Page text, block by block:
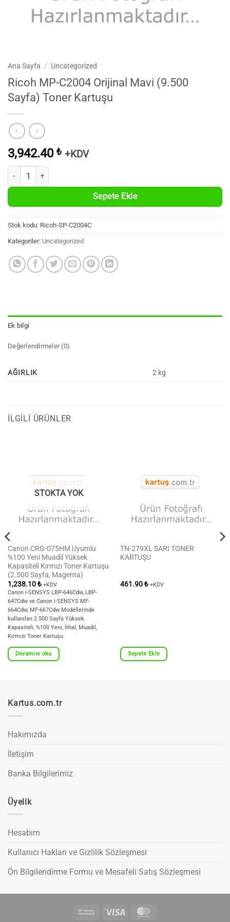
Ana Sayfa / Uncategorized
Ricoh MP-C2004 Orijinal Mavi (9.500
Sayfa) Toner Kartuşu
3,942.40 ₺ +KDV
Ricoh MP-C2004 Orijinal Mavi (9.500 Sayfa) Toner Kartuşu adet
Sepete Ekle
Stok kodu: Ricoh-SP-C2004C
Kategoriler: Uncategorized
Ek bilgi
Değerlendirmeler (0)
AĞIRLIK 2 kg
İLGILI ÜRÜNLER
STOKTA YOK
Canon CRG-075HM Uyumlu
%100 Yeni Muadil Yüksek
Kapasiteli Kırmızı Toner Kartuşu
(2.500 Sayfa, Magenta)
1,238.10₺ +KDV
Canon i-SENSYS LBP-646Cdw, LBP-
647Cdw ve Canon i-SENSYS MF-
664Cdw, MF-667Cdw Modellerinde
kullanılan 2.500 Sayfa Yüksek
Kapasiteli, %100 Yeni, İthal, Muadil,
Kırmızı Toner Kartuşu
Devamını oku
TN-279XL SARI TONER
KARTUŞU
461.90₺ +KDV
Sepete Ekle
Kartus.com.tr
Hakımızda
İletişim
Banka Bilgilerimiz
Üyelik
Hesabım
Kullanıcı Hakları ve Gizlilik Sözleşmesi
Ön Bilgilendirme Formu ve Mesafeli Satış Sözleşmesi
Bank
Visa